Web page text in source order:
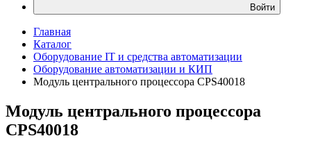
Войти
Главная
Каталог
Оборудование IT и средства автоматизации
Оборудование автоматизации и КИП
Модуль центрального процессора CPS40018
Модуль центрального процессора
CPS40018